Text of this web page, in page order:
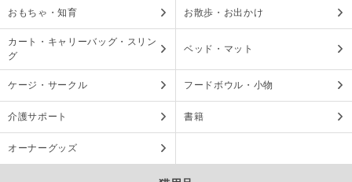
おもちゃ・知育 お散歩・お出かけ
カート・キャリーバッグ・スリン
グ
ベッド・マット
ケージ・サークル フードボウル・小物
介護サポート 書籍
オーナーグッズ